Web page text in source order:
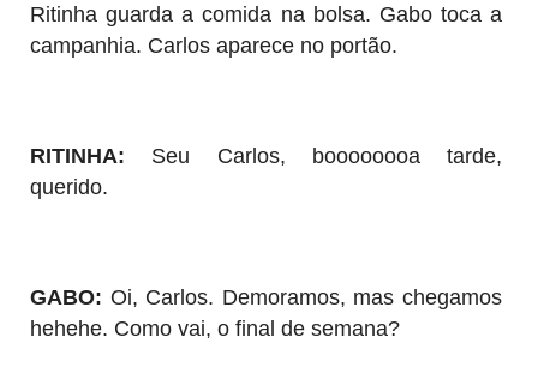
Ritinha guarda a comida na bolsa. Gabo toca a
campanhia. Carlos aparece no portão.
RITINHA: Seu Carlos, boooooooa tarde,
querido.
GABO: Oi, Carlos. Demoramos, mas chegamos
hehehe. Como vai, o final de semana?